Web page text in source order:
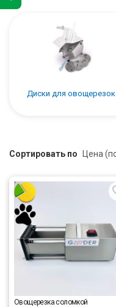
Диски для овощерезок
Сортировать по
Овощерезка соломкой